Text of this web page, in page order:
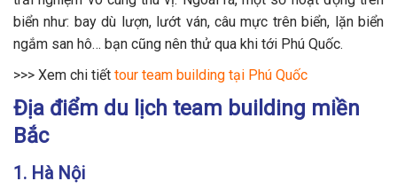
biển như: bay dù lượn, lướt ván, câu mực trên biển, lặn biển
ngắm san hô… bạn cũng nên thử qua khi tới Phú Quốc.
>>> Xem chi tiết tour team building tại Phú Quốc
Địa điểm du lịch team building miền
Bắc
1. Hà Nội